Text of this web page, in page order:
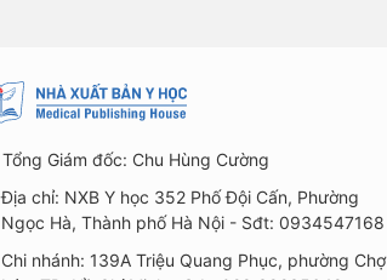
Tổng Giám đốc: Chu Hùng Cường
Địa chỉ: NXB Y học 352 Phố Đội Cấn, Phường
Ngọc Hà, Thành phố Hà Nội - Sđt: 0934547168
Chi nhánh: 139A Triệu Quang Phục, phường Chợ